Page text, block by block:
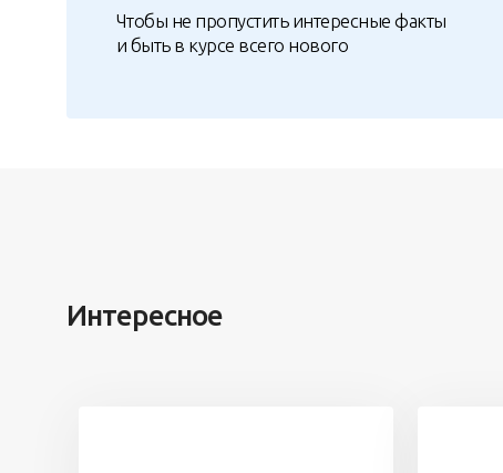
Чтобы не пропустить интересные факты
и быть в курсе всего нового
Интересное